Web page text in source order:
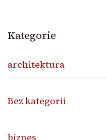
Kategorie
architektura
Bez kategorii
biznes